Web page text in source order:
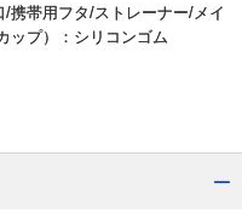
/携帯用フタ/ストレーナー/メイ
ップ）：シリコンゴム